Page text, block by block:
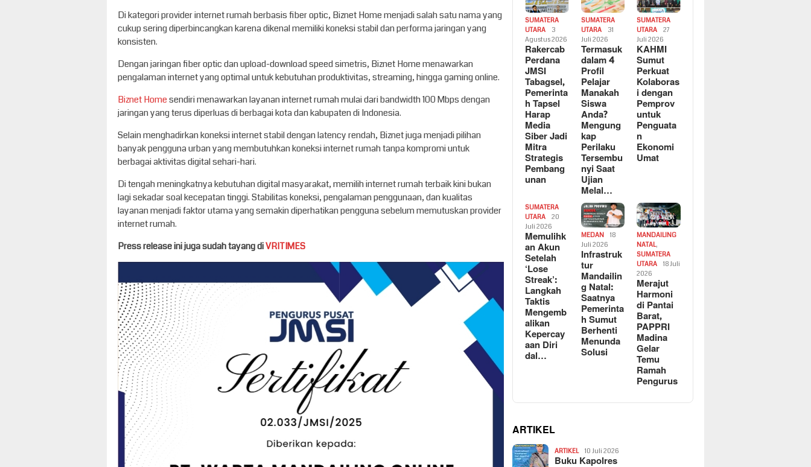
Di kategori provider internet rumah berbasis fiber optic, Biznet Home menjadi salah satu nama yang
cukup sering diperbincangkan karena dikenal memiliki koneksi stabil dan performa jaringan yang
konsisten.
Dengan jaringan fiber optic dan upload-download speed simetris, Biznet Home menawarkan
pengalaman internet yang optimal untuk kebutuhan produktivitas, streaming, hingga gaming online.
Biznet Homesendiri menawarkan layanan internet rumah mulai dari bandwidth 100 Mbps dengan
jaringan yang terus diperluas di berbagai kota dan kabupaten di Indonesia.
Selain menghadirkan koneksi internet stabil dengan latency rendah, Biznet juga menjadi pilihan
banyak pengguna urban yang membutuhkan koneksi internet rumah tanpa kompromi untuk
berbagai aktivitas digital sehari-hari.
Di tengah meningkatnya kebutuhan digital masyarakat, memilih internet rumah terbaik kini bukan
lagi sekadar soal kecepatan tinggi. Stabilitas koneksi, pengalaman penggunaan, dan kualitas
layanan menjadi faktor utama yang semakin diperhatikan pengguna sebelum memutuskan provider
internet rumah.
Press release ini juga sudah tayang diVRITIMES
SUMATERA
UTARA
3
Agustus 2026
Rakercab
Perdana
JMSI
Tabagsel,
Pemerinta
h Tapsel
Harap
Media
Siber Jadi
Mitra
Strategis
Pembang
unan
SUMATERA
UTARA
31
Juli 2026
Termasuk
dalam 4
Profil
Pelajar
Manakah
Siswa
Anda?
Mengung
kap
Perilaku
Tersembu
nyi Saat
Ujian
Melal…
SUMATERA
UTARA
27
Juli 2026
KAHMI
Sumut
Perkuat
Kolaboras
i dengan
Pemprov
untuk
Penguata
n
Ekonomi
Umat
SUMATERA
UTARA
20
Juli 2026
Memulihk
an Akun
Setelah
‘Lose
Streak’:
Langkah
Taktis
Mengemb
alikan
Kepercay
aan Diri
dal…
MEDAN
18
Juli 2026
Infrastruk
tur
Mandailin
g Natal:
Saatnya
Pemerinta
h Sumut
Berhenti
Menunda
Solusi
MANDAILING
NATAL,
SUMATERA
UTARA
18 Juli
2026
Merajut
Harmoni
di Pantai
Barat,
PAPPRI
Madina
Gelar
Temu
Ramah
Pengurus
ARTIKEL
ARTIKEL 10 Juli 2026
Buku Kapolres